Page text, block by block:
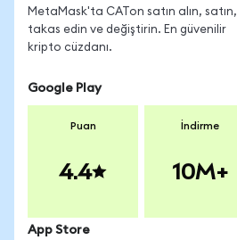
MetaMask'ta CATon satın alın, satın,
takas edin ve değiştirin. En güvenilir
kripto cüzdanı.
Google Play
Puan
4.4
İndirme
10M+
App Store